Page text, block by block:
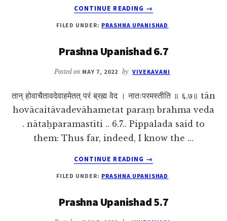
CONTINUE READING
ABOUT
UPANISHAD
→
FILED UNDER: PRASHNA UPANISHAD
Prashna Upanishad 6.7
Posted on MAY 7, 2022 by VIVEKAVANI
तान् होवाचैतावदेवाहमेतत् परं ब्रह्म वेद । नातःपरमस्तीति ॥ ६.७॥ tān
hovācaitāvadevāhametat paraṃ brahma veda
. nātaḥparamastīti .. 6.7.. Pippalada said to
them: Thus far, indeed, I know the …
CONTINUE READING
ABOUT
UPANISHAD
→
FILED UNDER: PRASHNA UPANISHAD
Prashna Upanishad 5.7